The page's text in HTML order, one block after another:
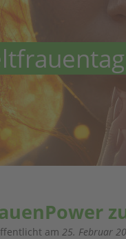
am 25. Februar